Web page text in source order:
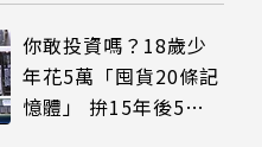
你敢投資嗎？18歲少
年花5萬「囤貨20條記
憶體」 拚15年後5倍